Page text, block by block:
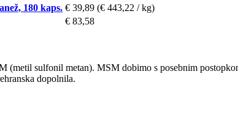
180 kaps. € 39,89 (€ 443,22 / kg)
€ 83,58
(metil sulfonil metan). MSM dobimo s posebnim
dopolnila.